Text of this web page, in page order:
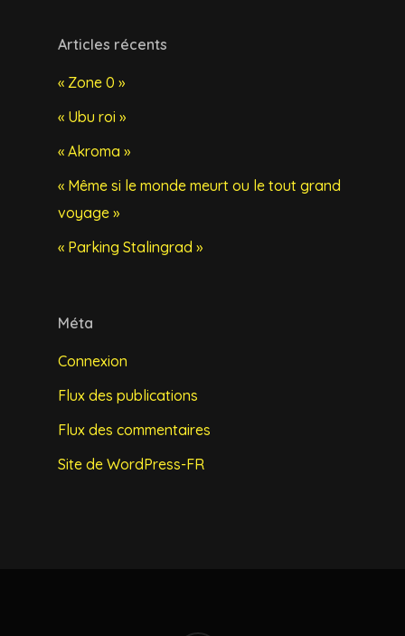
Articles récents
« Zone 0 »
« Ubu roi »
« Akroma »
« Même si le monde meurt ou le tout grand
voyage »
« Parking Stalingrad »
Méta
Connexion
Flux des publications
Flux des commentaires
Site de WordPress-FR